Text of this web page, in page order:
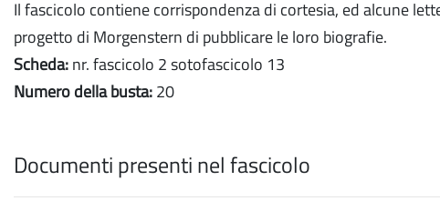
Il fascicolo contiene corrispondenza di cortesia, ed alcune
progetto di Morgenstern di pubblicare le loro biografie.
Scheda:nr. fascicolo 2 sotofascicolo 13
Numero della busta:20
Documenti presenti nel fascicolo